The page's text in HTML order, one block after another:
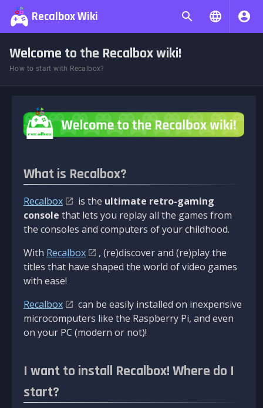
Recalbox Wiki
Welcome to the Recalbox wiki!
How to start with Recalbox?
What is Recalbox?
Recalbox is the ultimate retro-gaming
console that lets you replay all the games from
the consoles and computers of your childhood.
With Recalbox
, (re)discover and (re)play the
titles that have shaped the world of video games
with ease!
Recalbox
can be easily installed on inexpensive
microcomputers like the Raspberry Pi, and even
on your PC (modern or not)!
I want to install Recalbox! Where do I
start?